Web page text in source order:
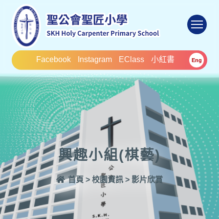
Facebook Instagram EClass 小紅書 Eng
興趣小組(棋藝)
首頁 > 校園資訊 > 影片欣賞